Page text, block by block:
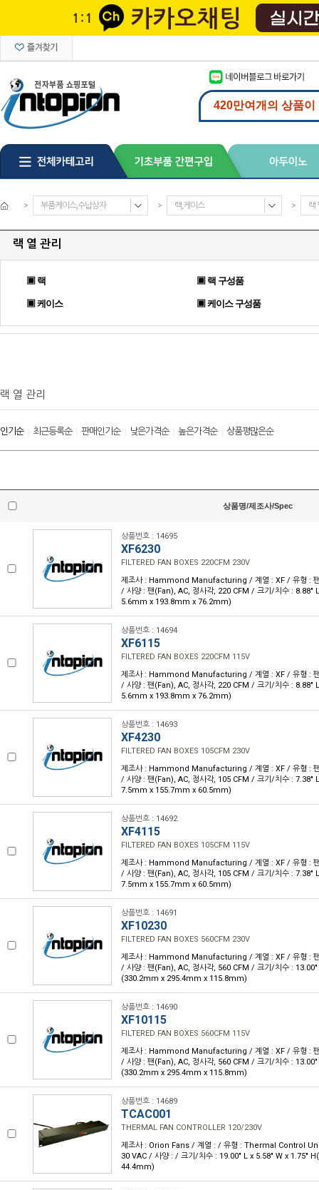
> 부품케이스,수납상자 > 랙,케이스 > 랙
랙 열 관리
▣ 랙 ▣ 랙 구성품
▣ 케이스 ▣ 케이스 구성품
랙 열 관리
인기순| 최근등록순| 판매인기순| 낮은가격순| 높은가격순| 상품평많은순
상품명/제조사/Spec
상품번호 : 14695
XF6230
FILTERED FAN BOXES 220CFM 230V
제조사 : Hammond Manufacturing / 계열 : XF / 유형 :
/ 사양 : 팬(Fan), AC, 정사각, 220 CFM / 크기/치수 : 8.88"
5.6mm x 193.8mm x 76.2mm)
상품번호 : 14694
XF6115
FILTERED FAN BOXES 220CFM 115V
제조사 : Hammond Manufacturing / 계열 : XF / 유형 :
/ 사양 : 팬(Fan), AC, 정사각, 220 CFM / 크기/치수 : 8.88"
5.6mm x 193.8mm x 76.2mm)
상품번호 : 14693
XF4230
FILTERED FAN BOXES 105CFM 230V
제조사 : Hammond Manufacturing / 계열 : XF / 유형 :
/ 사양 : 팬(Fan), AC, 정사각, 105 CFM / 크기/치수 : 7.38"
7.5mm x 155.7mm x 60.5mm)
상품번호 : 14692
XF4115
FILTERED FAN BOXES 105CFM 115V
제조사 : Hammond Manufacturing / 계열 : XF / 유형 :
/ 사양 : 팬(Fan), AC, 정사각, 105 CFM / 크기/치수 : 7.38"
7.5mm x 155.7mm x 60.5mm)
상품번호 : 14691
XF10230
FILTERED FAN BOXES 560CFM 230V
제조사 : Hammond Manufacturing / 계열 : XF / 유형 :
/ 사양 : 팬(Fan), AC, 정사각, 560 CFM / 크기/치수 :
(330.2mm x 295.4mm x 115.8mm)
상품번호 : 14690
XF10115
FILTERED FAN BOXES 560CFM 115V
제조사 : Hammond Manufacturing / 계열 : XF / 유형 :
/ 사양 : 팬(Fan), AC, 정사각, 560 CFM / 크기/치수 :
(330.2mm x 295.4mm x 115.8mm)
상품번호 : 14689
TCAC001
THERMAL FAN CONTROLLER 120/230V
제조사 : Orion Fans / 계열 : / 유형 : Thermal Control
30 VAC / 사양 : / 크기/치수 : 19.00" L x 5.58" W x 1.75"
44.4mm)